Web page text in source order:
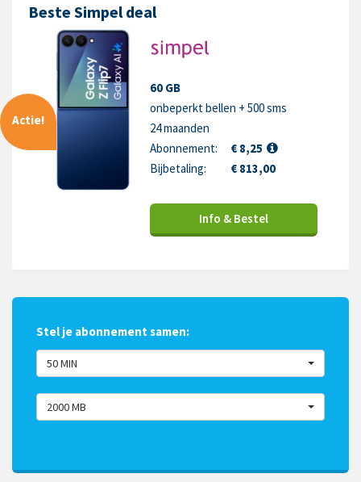
Beste Simpel deal
Actie!
60 GB
onbeperkt bellen + 500 sms
24 maanden
Abonnement:
€ 8,25
Bijbetaling:
€ 813,00
Info & Bestel
Stel je abonnement samen:
50 MIN
2000 MB